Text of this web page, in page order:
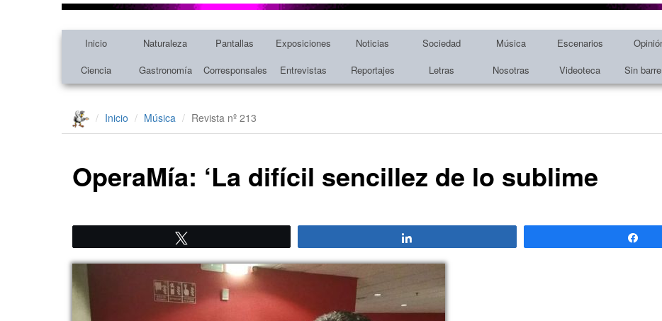
Inicio Naturaleza Pantallas Exposiciones Noticias Sociedad Música Escenarios
Ciencia
Gastronomía Corresponsales Entrevistas Reportajes Letras Nosotras Videoteca Sin
Inicio Música Revista nº 213
OperaMía: ‘La difícil sencillez de lo sublime